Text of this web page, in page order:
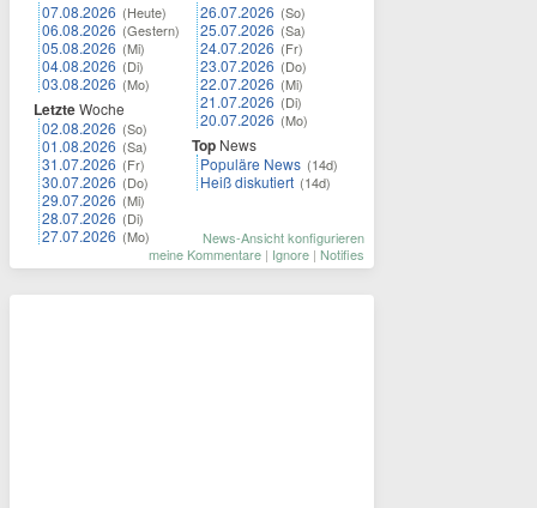
07.08.2026 (Heute)
06.08.2026 (Gestern)
05.08.2026 (Mi)
04.08.2026 (Di)
03.08.2026 (Mo)
LetzteWoche
02.08.2026 (So)
01.08.2026 (Sa)
31.07.2026 (Fr)
30.07.2026 (Do)
29.07.2026 (Mi)
28.07.2026 (Di)
27.07.2026 (Mo)
26.07.2026 (So)
25.07.2026 (Sa)
24.07.2026 (Fr)
23.07.2026 (Do)
22.07.2026 (Mi)
21.07.2026 (Di)
20.07.2026 (Mo)
Top News
Populäre News (14d)
Heiß diskutiert (14d)
News-Ansicht konfigurieren
meine Kommentare | Ignore | Notifies